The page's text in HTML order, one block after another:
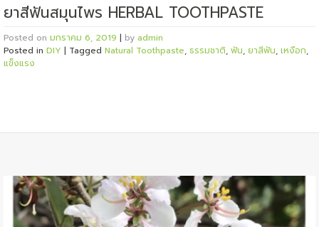
ยาสีฟันสมุนไพร HERBAL TOOTHPASTE
Posted on มกราคม 6, 2019 | by admin
Posted in DIY | Tagged Natural Toothpaste, ธรรมชาติ, ฟัน, ยาสีฟัน, เหงือก,
แข็งแรง